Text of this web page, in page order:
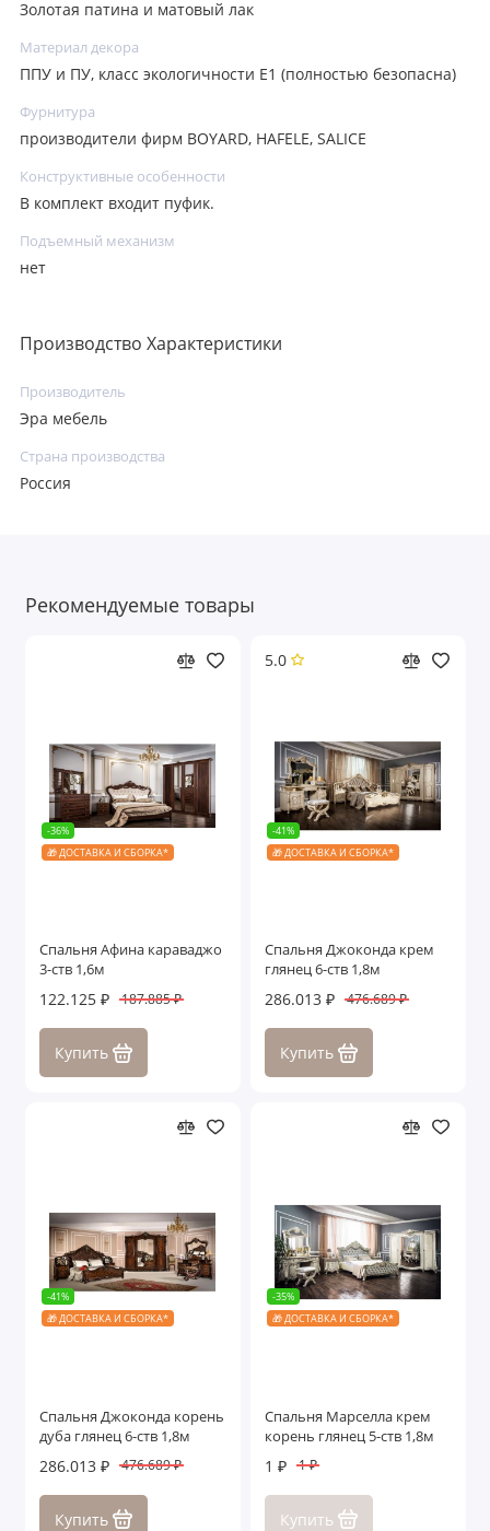
Золотая патина и матовый лак
Материал декора
ППУ и ПУ, класс экологичности E1 (полностью безопасна)
Фурнитура
производители фирм BOYARD, HAFELE, SALICE
Конструктивные особенности
В комплект входит пуфик.
Подъемный механизм
нет
Производство Характеристики
Производитель
Эра мебель
Страна производства
Россия
Рекомендуемые товары
-36%
🎁 ДОСТАВКА И СБОРКА*
Спальня Афина караваджо
3-ств 1,6м
122.125 ₽ 187.885 ₽
Купить
5.0
-41%
🎁 ДОСТАВКА И СБОРКА*
Спальня Джоконда крем
глянец 6-ств 1,8м
286.013 ₽ 476.689 ₽
Купить
-41%
🎁 ДОСТАВКА И СБОРКА*
Спальня Джоконда корень
дуба глянец 6-ств 1,8м
286.013 ₽ 476.689 ₽
Купить
-35%
🎁 ДОСТАВКА И СБОРКА*
Спальня Марселла крем
корень глянец 5-ств 1,8м
1 ₽ 1 ₽
Купить